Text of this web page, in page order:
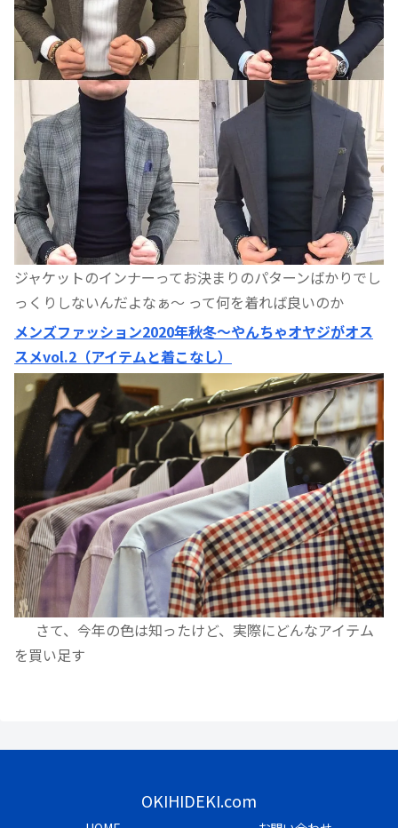
ジャケットのインナーってお決まりのパターンばかりでし
っくりしないんだよなぁ〜 って何を着れば良いのか
メンズファッション2020年秋冬〜やんちゃオヤジがオス
スメvol.2（アイテムと着こなし）
さて、今年の色は知ったけど、実際にどんなアイテム
を買い足す
OKIHIDEKI.com